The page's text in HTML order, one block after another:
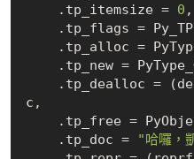
    .tp_itemsize =
0 ,
c,
    .tp_doc =
"哈囉，